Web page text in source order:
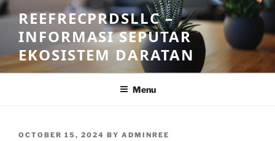
Skip
to
content
REEFRECPRDSLLC –
INFORMASI SEPUTAR
EKOSISTEM DARATAN
Menu
POSTED
OCTOBER 15, 2024 BY ADMINREE